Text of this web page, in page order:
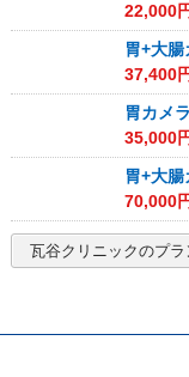
22,000
胃+大
37,400
胃カメ
35,000
胃+大
70,000
瓦谷クリニックのプラ